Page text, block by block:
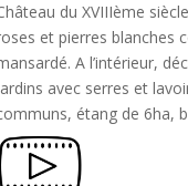
du XVIIIème
et pierres blanches
A l’intérieur,
avec serres et
étang de 6ha,